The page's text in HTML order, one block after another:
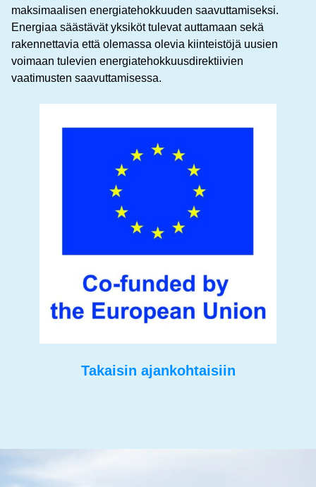
maksimaalisen energiatehokkuuden saavuttamiseksi.
Energiaa säästävät yksiköt tulevat auttamaan sekä
rakennettavia että olemassa olevia kiinteistöjä uusien
voimaan tulevien energiatehokkuusdirektiivien
vaatimusten saavuttamisessa.
Takaisin ajankohtaisiin